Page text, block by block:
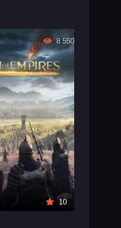
10
8 550